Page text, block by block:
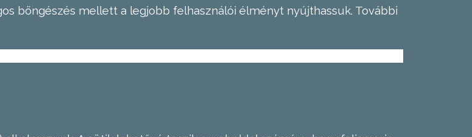
böngészés mellett a legjobb felhasználói élményt nyújthassuk. További